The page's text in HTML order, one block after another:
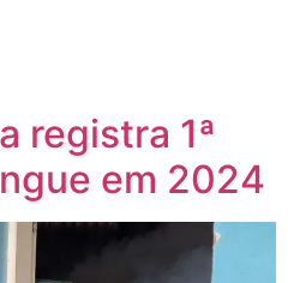
registra 1ª
em 2024